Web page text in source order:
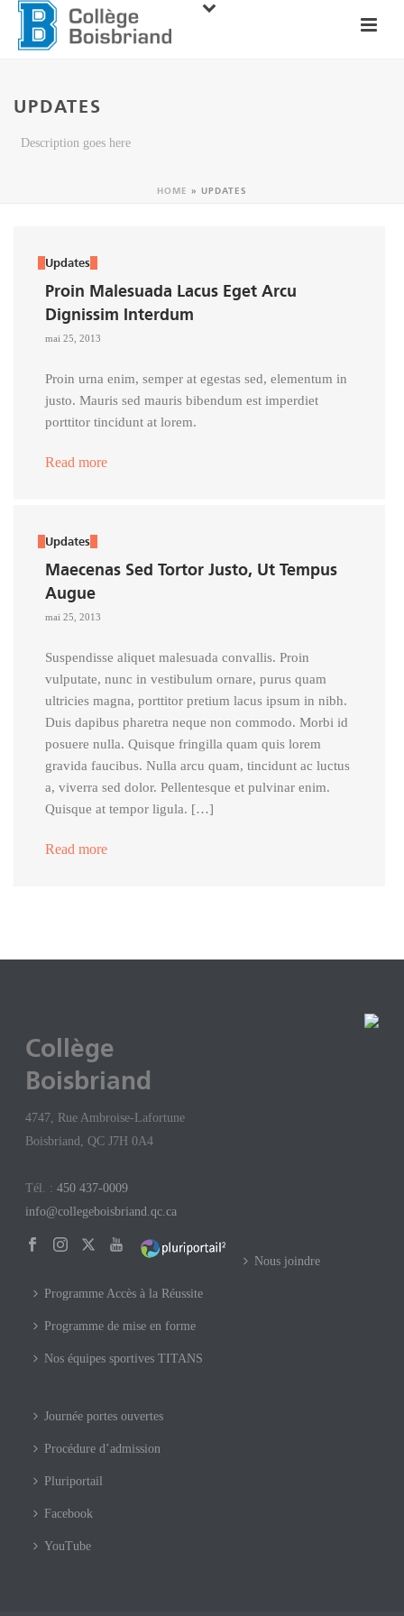
UPDATES
Description goes here
HOME » UPDATES
Updates
Proin Malesuada Lacus Eget Arcu
Dignissim Interdum
mai 25, 2013
Proin urna enim, semper at egestas sed, elementum in
justo. Mauris sed mauris bibendum est imperdiet
porttitor tincidunt at lorem.
Read more
Updates
Maecenas Sed Tortor Justo, Ut Tempus
Augue
mai 25, 2013
Suspendisse aliquet malesuada convallis. Proin
vulputate, nunc in vestibulum ornare, purus quam
ultricies magna, porttitor pretium lacus ipsum in nibh.
Duis dapibus pharetra neque non commodo. Morbi id
posuere nulla. Quisque fringilla quam quis lorem
gravida faucibus. Nulla arcu quam, tincidunt ac luctus
a, viverra sed dolor. Pellentesque et pulvinar enim.
Quisque at tempor ligula. […]
Read more
Collège
Boisbriand
4747, Rue Ambroise-Lafortune
Boisbriand, QC J7H 0A4
Tél. :450 437-0009
info@collegeboisbriand.qc.ca
Nous joindre
Programme Accès à la Réussite
Programme de mise en forme
Nos équipes sportives TITANS
Journée portes ouvertes
Procédure d’admission
Pluriportail
Facebook
YouTube